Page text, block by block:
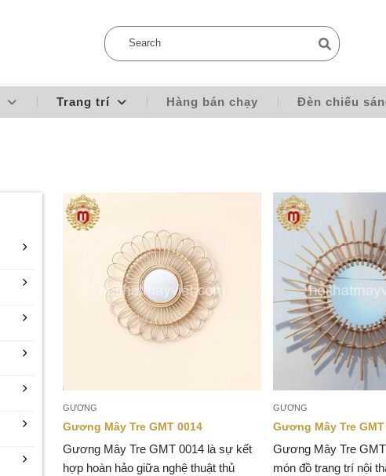
Trang trí Hàng bán chạy Đèn chiếu
GƯƠNG
Gương Mây Tre GMT 0014
Gương Mây Tre GMT 0014 là sự kết
hợp hoàn hảo giữa nghệ thuật thủ
GƯƠNG
Gương Mây Tre GMT
Gương Mây Tre
món đồ trang trí nội